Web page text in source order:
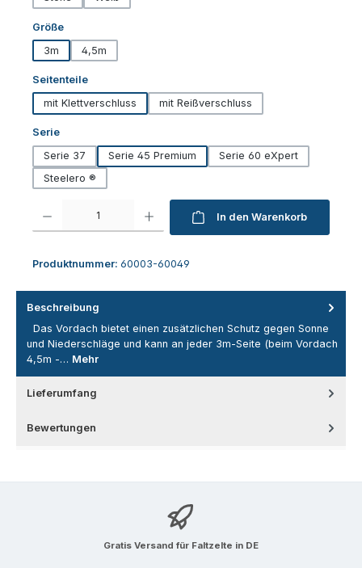
Größeauswählen
3m
4,5m
Seitenteileauswählen
mit Klettverschluss
mit Reißverschluss
Serieauswählen
Serie 37
Serie 45 Premium
Serie 60 eXpert
Steelero ®
In den Warenkorb
Produktnummer: 60003-60049
Beschreibung
Das Vordach bietet einen zusätzlichen Schutz gegen Sonne
und Niederschläge und kann an jeder 3m-Seite (beim Vordach
4,5m -… Mehr
Lieferumfang
Bewertungen
Gratis Versand für Faltzelte in DE